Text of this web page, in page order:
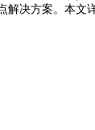
解决方案。本文